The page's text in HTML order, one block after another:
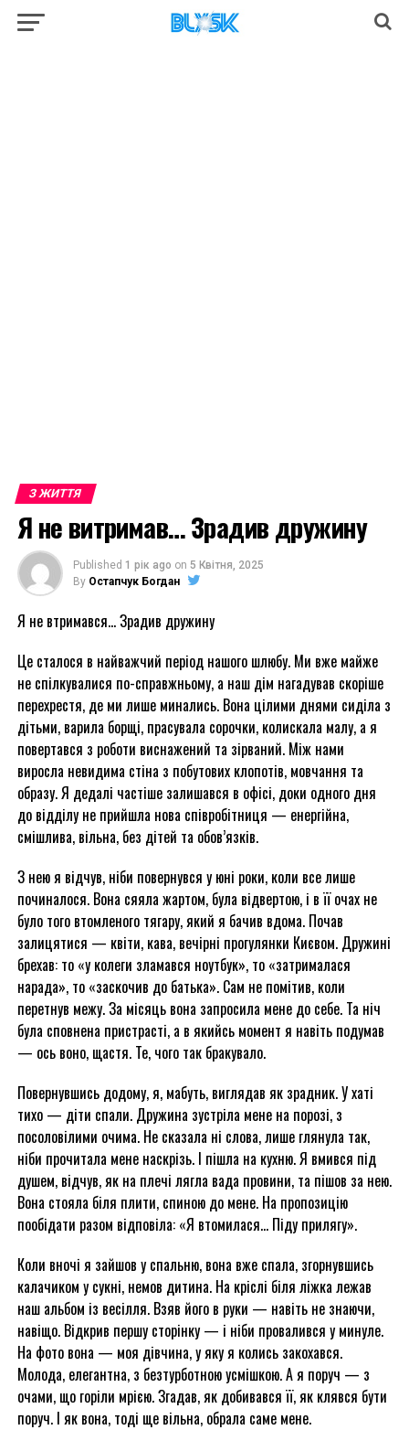
З ЖИТТЯ
Я не витримав… Зрадив дружину
Published 1 рік ago on 5 Квітня, 2025
By Остапчук Богдан
Я не втримався… Зрадив дружину
Це сталося в найважчий період нашого шлюбу. Ми вже майже
не спілкувалися по-справжньому, а наш дім нагадував скоріше
перехрестя, де ми лише минались. Вона цілими днями сиділа з
дітьми, варила борщі, прасувала сорочки, колискала малу, а я
повертався з роботи виснажений та зірваний. Між нами
виросла невидима стіна з побутових клопотів, мовчання та
образу. Я дедалі частіше залишався в офісі, доки одного дня
до відділу не прийшла нова співробітниця — енергійна,
смішлива, вільна, без дітей та обов’язків.
З нею я відчув, ніби повернувся у юні роки, коли все лише
починалося. Вона сяяла жартом, була відвертою, і в її очах не
було того втомленого тягару, який я бачив вдома. Почав
залицятися — квіти, кава, вечірні прогулянки Києвом. Дружині
брехав: то «у колеги зламався ноутбук», то «затрималася
нарада», то «заскочив до батька». Сам не помітив, коли
перетнув межу. За місяць вона запросила мене до себе. Та ніч
була сповнена пристрасті, а в якийсь момент я навіть подумав
— ось воно, щастя. Те, чого так бракувало.
Повернувшись додому, я, мабуть, виглядав як зрадник. У хаті
тихо — діти спали. Дружина зустріла мене на порозі, з
посоловілими очима. Не сказала ні слова, лише глянула так,
ніби прочитала мене наскрізь. І пішла на кухню. Я вмився під
душем, відчув, як на плечі лягла вада провини, та пішов за нею.
Вона стояла біля плити, спиною до мене. На пропозицію
пообідати разом відповіла: «Я втомилася… Піду прилягу».
Коли вночі я зайшов у спальню, вона вже спала, згорнувшись
калачиком у сукні, немов дитина. На кріслі біля ліжка лежав
наш альбом із весілля. Взяв його в руки — навіть не знаючи,
навіщо. Відкрив першу сторінку — і ніби провалився у минуле.
На фото вона — моя дівчина, у яку я колись закохався.
Молода, елегантна, з безтурботною усмішкою. А я поруч — з
очами, що горіли мрією. Згадав, як добивався її, як клявся бути
поруч. І як вона, тоді ще вільна, обрала саме мене.